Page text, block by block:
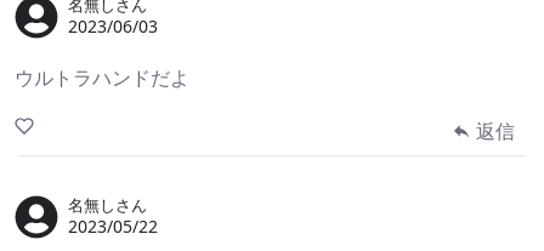
名無しさん
2023/06/03
ウルトラハンドだよ
返信
名無しさん
2023/05/22